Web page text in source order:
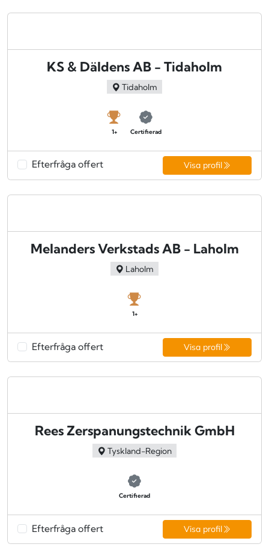
KS & Däldens AB - Tidaholm
Tidaholm
1+ Certifierad
Efterfråga offert Visa profil
Melanders Verkstads AB - Laholm
Laholm
1+
Efterfråga offert Visa profil
Rees Zerspanungstechnik GmbH
Tyskland-Region
Certifierad
Efterfråga offert Visa profil